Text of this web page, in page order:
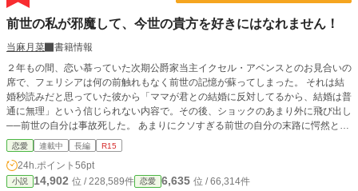
前世の私が邪魔して、今世の貴方を好きにはなれません！
当麻月菜
書籍情報
２年もの間、恋い慕っていた次期公爵家当主イクセル・アベンスとのお見合いの
席で、フェリシアは何の前触れもなく前世の記憶が蘇ってしまった。 それは結
婚秒読みだと思っていた彼から「ママが君との結婚に反対してるから、結婚は普
通に無理」という信じられない内容で。その後、ショックのあまり外に飛び出し
──前世の自分は事故死した。 あまりにクソすぎる前世の自分の末路に愕然とし
たフェリシアの視界に飛び込んできたのは、息子のお見合いを見守るイクセルの
ママの姿だった。 「イクセル様、この話なかったことにしてください」 前世と
同じ轍を踏みたくないフェリシアは、お見合いを投げ出し別荘に引きこもる。
しかし別荘を訪ねてきたイクセルは、マザコンではないと訴え、フェリシアに期
恋愛 連載中 長編 R15
24h.ポイント 56pt
小説 14,902 位 / 228,589件 恋愛 6,635 位 / 66,314件